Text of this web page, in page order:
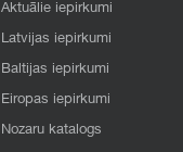
Aktuālie iepirkumi
Latvijas iepirkumi
Baltijas iepirkumi
Eiropas iepirkumi
Nozaru katalogs